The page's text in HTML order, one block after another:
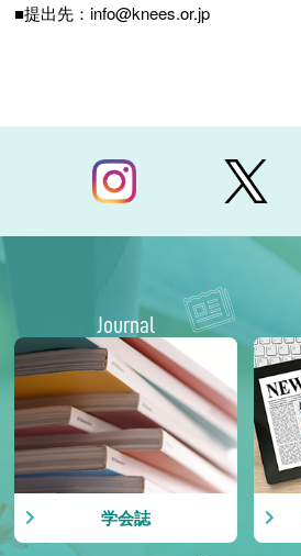
■提出先：info@knees.or.jp
Journal
学会誌